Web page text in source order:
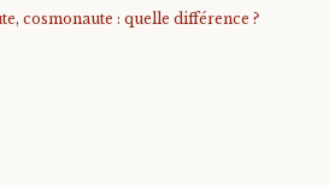
cosmonaute : quelle différence ?